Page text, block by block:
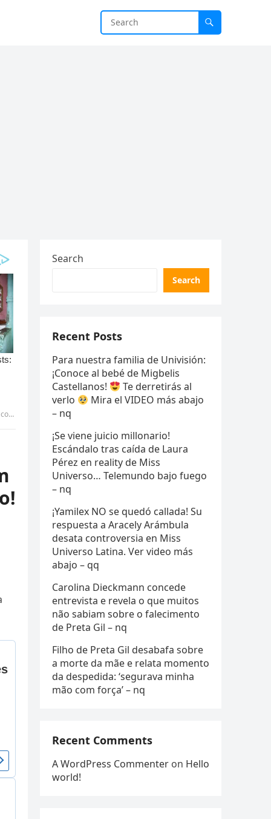
Pic
Search
Search
Recent Posts
Para nuestra familia de Univisión:
¡Conoce al bebé de Migbelis
Castellanos!
Te derretirás al
verlo
Mira el VIDEO más abajo
– nq
¡Se viene juicio millonario!
Escándalo tras caída de Laura
Pérez en reality de Miss
Universo… Telemundo bajo fuego
– nq
¡Yamilex NO se quedó callada! Su
respuesta a Aracely Arámbula
desata controversia en Miss
Universo Latina. Ver video más
abajo – qq
Carolina Dieckmann concede
entrevista e revela o que muitos
não sabiam sobre o falecimento
de Preta Gil – nq
Filho de Preta Gil desabafa sobre
a morte da mãe e relata momento
da despedida: ‘segurava minha
mão com força’ – nq
Recent Comments
A WordPress Commenter on Hello
world!